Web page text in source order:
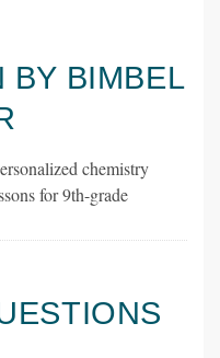
BY BIMBEL
chemistry
for 9th-grade